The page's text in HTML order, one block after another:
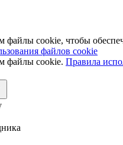
cookie, чтобы
файлов cookie
файлы cookie. Правила